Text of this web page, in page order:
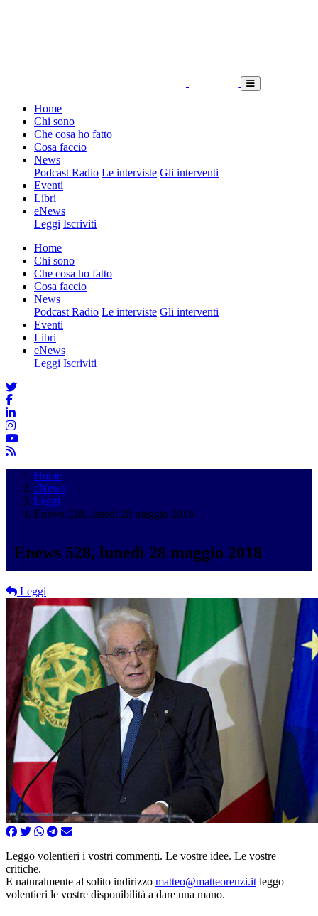
Home
Chi sono
Che cosa ho fatto
Cosa faccio
News
Podcast Radio Le interviste Gli interventi
Eventi
Libri
eNews
Leggi Iscriviti
Home
Chi sono
Che cosa ho fatto
Cosa faccio
News
Podcast Radio Le interviste Gli interventi
Eventi
Libri
eNews
Leggi Iscriviti
Home
eNews
Leggi
Enews 528, lunedì 28 maggio 2018
Enews 528, lunedì 28 maggio 2018
Leggi
Leggo volentieri i vostri commenti. Le vostre idee. Le vostre
critiche.
E naturalmente al solito indirizzo matteo@matteorenzi.it leggo
volentieri le vostre disponibilità a dare una mano.